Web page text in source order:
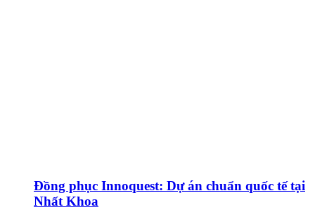
Đồng phục Innoquest: Dự án chuẩn quốc tế tại
Nhất Khoa